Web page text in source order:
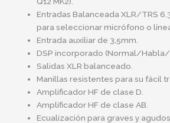
Entradas Balanceada XLR/TRS
para seleccionar micrófono o
Entrada auxiliar de 3,5mm.
DSP incorporado (Normal/
Salidas XLR balanceado.
Manillas resistentes para su fácil
Amplificador HF de clase D.
Amplificador HF de clase AB.
Ecualización para graves y agudos.